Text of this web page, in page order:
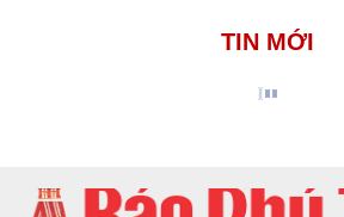
TIN MỚI